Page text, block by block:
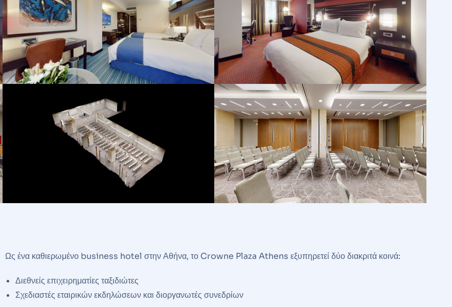
Ως ένα καθιερωμένο business hotel στην Αθήνα, το Crowne Plaza Athens εξυπηρετεί δύο διακριτά κοινά:
Διεθνείς επιχειρηματίες ταξιδιώτες
Σχεδιαστές εταιρικών εκδηλώσεων και διοργανωτές συνεδρίων